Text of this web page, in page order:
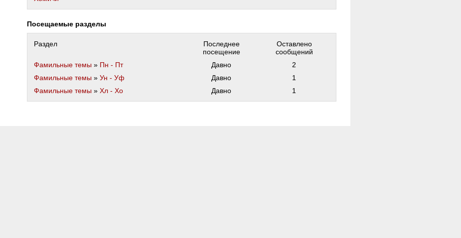
Посещаемые разделы
Раздел
Последнее
посещение
Оставлено
сообщений
Фамильные темы » Пн - Пт Давно
2
Фамильные темы » Ун - Уф Давно
1
Фамильные темы » Хл - Хо Давно 1